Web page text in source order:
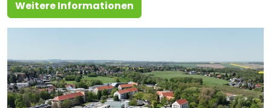
Weitere Informationen